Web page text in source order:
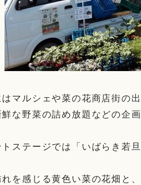
マルシェや菜の花商店街の
な野菜の詰め放題などの企
トステージでは「いばらき若
を感じる黄色い菜の花畑と